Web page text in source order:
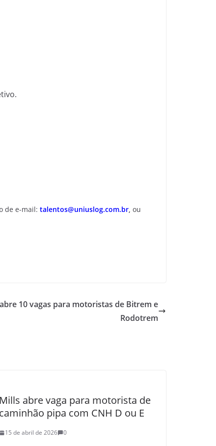
de e-mail: talentos@uniuslog.com.br, ou
10 vagas para motoristas de Bitrem e
Rodotrem
Mills abre vaga para motorista de
caminhão pipa com CNH D ou E
15 de abril de 2026 0